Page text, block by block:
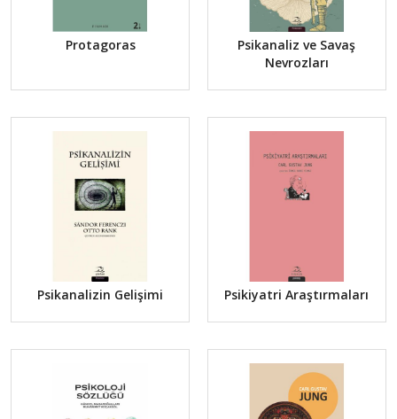
Protagoras
Psikanaliz ve Savaş
Nevrozları
Psikanalizin Gelişimi Psikiyatri Araştırmaları